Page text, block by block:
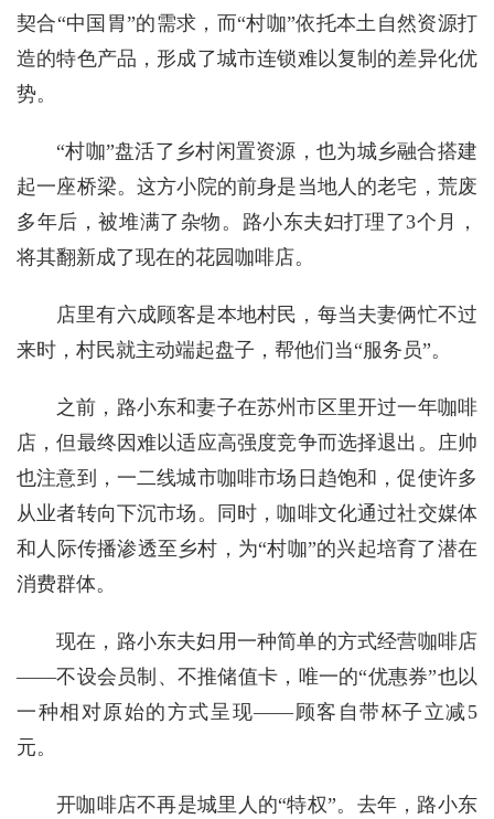
契合“中国胃”的需求，而“村咖”依托本土自然资源打
造的特色产品，形成了城市连锁难以复制的差异化优
势。
“村咖”盘活了乡村闲置资源，也为城乡融合搭建
起一座桥梁。这方小院的前身是当地人的老宅，荒废
多年后，被堆满了杂物。路小东夫妇打理了3个月，
将其翻新成了现在的花园咖啡店。
店里有六成顾客是本地村民，每当夫妻俩忙不过
来时，村民就主动端起盘子，帮他们当“服务员”。
之前，路小东和妻子在苏州市区里开过一年咖啡
店，但最终因难以适应高强度竞争而选择退出。庄帅
也注意到，一二线城市咖啡市场日趋饱和，促使许多
从业者转向下沉市场。同时，咖啡文化通过社交媒体
和人际传播渗透至乡村，为“村咖”的兴起培育了潜在
消费群体。
现在，路小东夫妇用一种简单的方式经营咖啡店
——不设会员制、不推储值卡，唯一的“优惠券”也以
一种相对原始的方式呈现——顾客自带杯子立减5
元。
开咖啡店不再是城里人的“特权”。去年，路小东